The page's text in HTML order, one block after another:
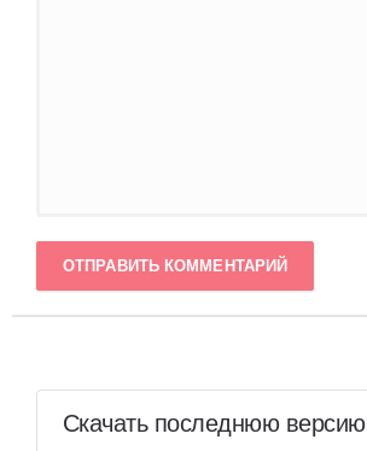
ОТПРАВИТЬ КОММЕНТАРИЙ
Скачать последнюю версию